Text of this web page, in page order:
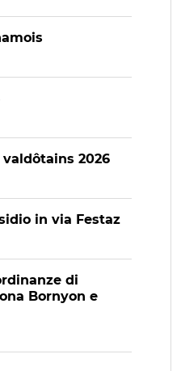
2026
in via Festaz
di
Bornyon e